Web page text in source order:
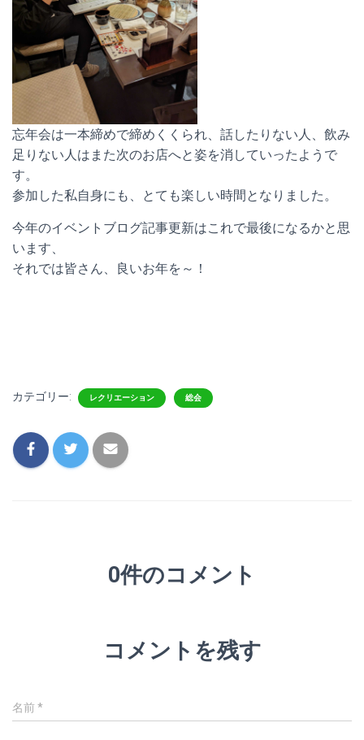
忘年会は一本締めで締めくくられ、話したりない人、飲み
足りない人はまた次のお店へと姿を消していったようで
す。
参加した私自身にも、とても楽しい時間となりました。
今年のイベントブログ記事更新はこれで最後になるかと思
います、
それでは皆さん、良いお年を～！
カテゴリー: レクリエーション 総会
0件のコメント
コメントを残す
名前*